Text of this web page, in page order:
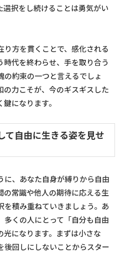
選択をし続けることは勇気がい
り方を貫くことで、感化される
時代を終わらせ、手を取り合う
約束の一つと言えるでしょ
の力こそが、今のギスギスした
になります。
て自由に生きる姿を見せ
に、あなた自身が縛りから自由
の常識や他人の期待に応える生
を積み重ねていきましょう。あ
多くの人にとって「自分も自由
になります。まずは小さな
後回しにしないことからスター